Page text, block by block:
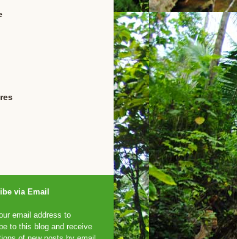
via Email
email address to
to this blog and receive